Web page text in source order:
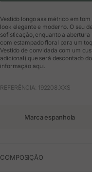
Vestido longo assimétrico em
look elegante e moderno. O seu
sofisticação, enquanto a
com estampado floral para um
Vestido de convidada com um
adicional) que será descontado
informação aqui.
REFERÊNCIA: 192208.XXS
Marca espanhola
COMPOSIÇÃO